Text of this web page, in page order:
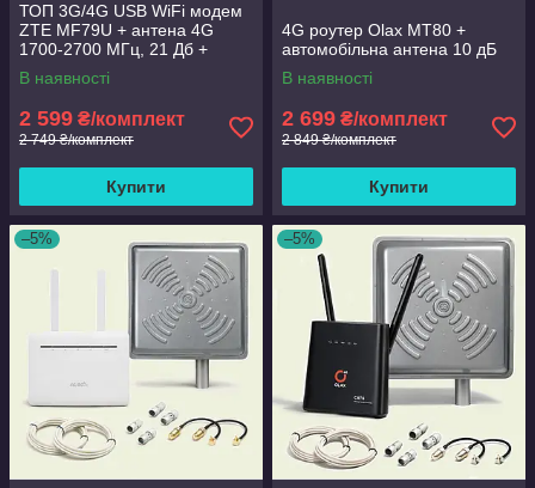
ТОП 3G/4G USB WiFi модем
ZTE MF79U + антена 4G
1700-2700 МГц, 21 Дб +
кабель+перехідник
В наявності
2 599 ₴/комплект
2 749 ₴/комплект
Купити
4G роутер Olax MT80 +
автомобільна антена 10 дБ
В наявності
2 699 ₴/комплект
2 849 ₴/комплект
Купити
–5% –5%